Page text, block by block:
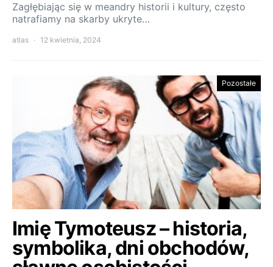
Zagłębiając się w meandry historii i kultury, często
natrafiamy na skarby ukryte…
atlas 12 kwietnia, 2024
Pozostałe
Imię Tymoteusz – historia,
symbolika, dni obchodów,